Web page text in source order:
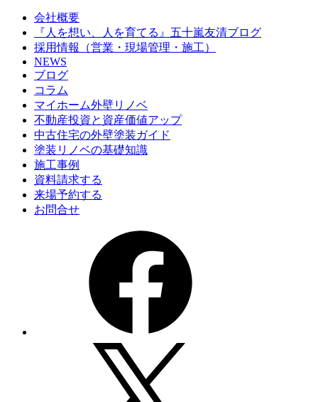
会社概要
『人を想い、人を育てる』五十嵐友清ブログ
採用情報（営業・現場管理・施工）
NEWS
ブログ
コラム
マイホーム外壁リノベ
不動産投資と資産価値アップ
中古住宅の外壁塗装ガイド
塗装リノベの基礎知識
施工事例
資料請求する
来場予約する
お問合せ